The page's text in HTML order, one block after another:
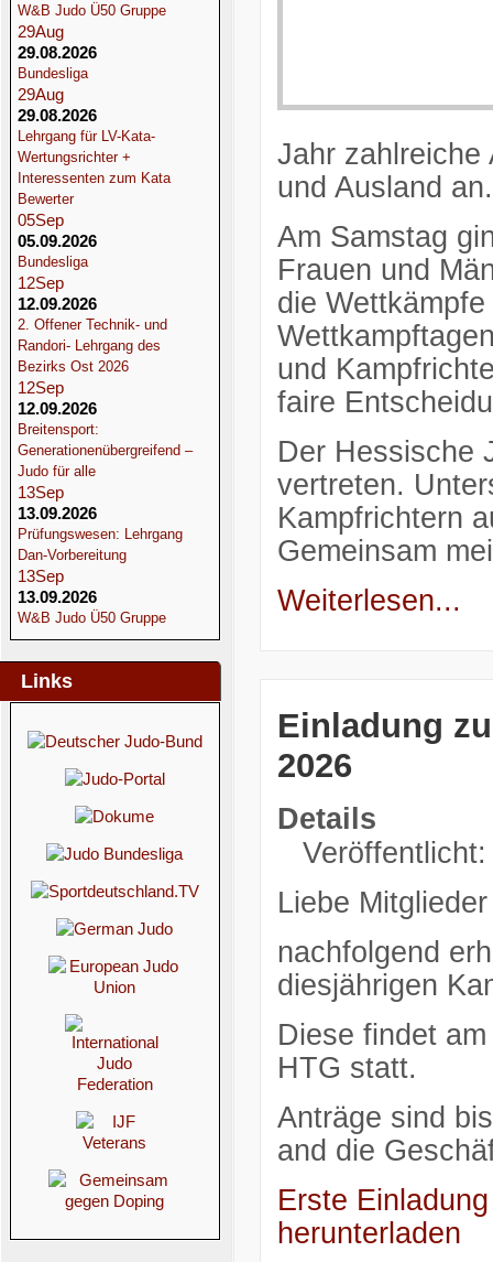
W&B Judo Ü50 Gruppe
29Aug
29.08.2026
Bundesliga
29Aug
29.08.2026
Lehrgang für LV-Kata-
Wertungsrichter +
Interessenten zum Kata
Bewerter
05Sep
05.09.2026
Bundesliga
12Sep
12.09.2026
2. Offener Technik- und
Randori- Lehrgang des
Bezirks Ost 2026
12Sep
12.09.2026
Breitensport:
Generationenübergreifend –
Judo für alle
13Sep
13.09.2026
Prüfungswesen: Lehrgang
Dan-Vorbereitung
13Sep
13.09.2026
W&B Judo Ü50 Gruppe
Links
Jahr zahlreiche
und Ausland an.
Am Samstag
Frauen und
die
und
faire
Der Hessische
vertreten.
Kampfrichtern
Gemeinsam
Weiterlesen...
Einladung
2026
Details
Liebe
nachfolgend
diesjährigen
Diese findet
HTG statt.
Anträge sind
and die
Erste
herunterladen